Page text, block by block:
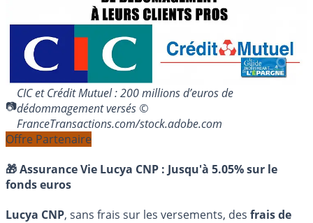
CIC et Crédit Mutuel : 200 millions d’euros de
dédommagement versés ©
FranceTransactions.com/stock.adobe.com
Offre Partenaire
🎁 Assurance Vie Lucya CNP : Jusqu'à 5.05% sur le
fonds euros
Lucya CNP, sans frais sur les versements, des frais de